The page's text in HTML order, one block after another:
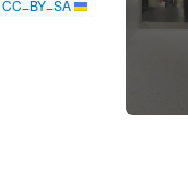
CC-BY-SA